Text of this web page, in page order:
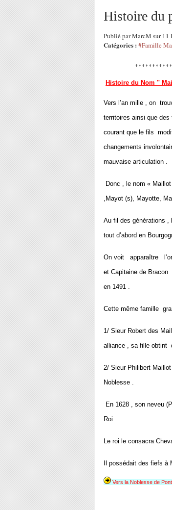
Histoire du
Publié par MarcM sur 11
Catégories : #Famille
Histoire du Nom "
Vers l’an mille , on
territoires ainsi que
courant que le fils
changements
mauvaise articulation .
Donc , le nom «
,Mayot (s), Mayotte,
Au fil des générations ,
tout d’abord en
On voit apparaître
et Capitaine de Bracon
en 1491 .
Cette même famille
1/ Sieur Robert des
alliance , sa fille obtint
2/ Sieur Philibert
Noblesse .
En 1628 , son neveu
Roi.
Le roi le consacra
Il possédait des fiefs
Vers la Noblesse de